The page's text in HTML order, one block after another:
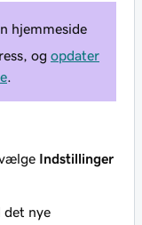
hjemmeside
og opdater
Indstillinger
det nye